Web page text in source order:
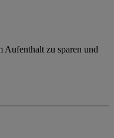
Aufenthalt zu sparen und